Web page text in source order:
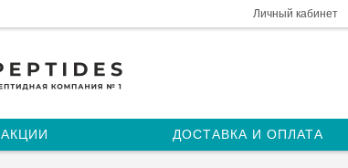
Личный кабинет
АКЦИИ ДОСТАВКА И ОПЛАТА